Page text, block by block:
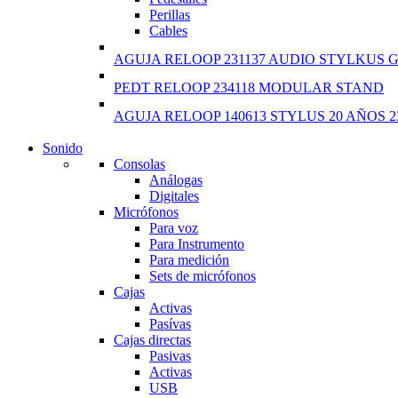
Perillas
Cables
AGUJA RELOOP 231137 AUDIO STYLKUS
PEDT RELOOP 234118 MODULAR STAND
AGUJA RELOOP 140613 STYLUS 20 AÑOS
TP 450X I7 THINKPAD
Shop Now
Sonido
Consolas
Análogas
Digitales
Micrófonos
Para voz
Para Instrumento
Para medición
Sets de micrófonos
Cajas
Activas
Pasívas
Cajas directas
Pasivas
Activas
USB